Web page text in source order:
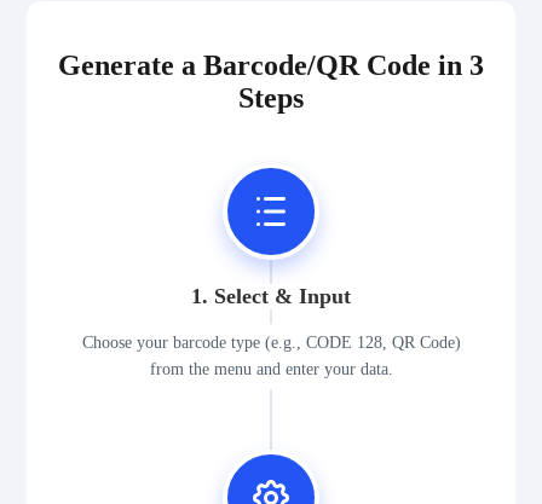
Generate a Barcode/QR Code in 3
Steps
1. Select & Input
Choose your barcode type (e.g., CODE 128, QR Code)
from the menu and enter your data.